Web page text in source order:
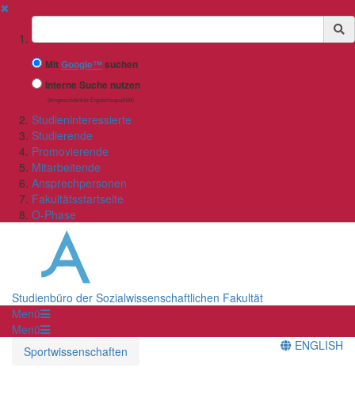
✖
Suchbegriff
MitGoogle™ suchen
Interne Suche nutzen
(eingeschränkte Ergebnisqualität)
Studieninteressierte
Studierende
Promovierende
Mitarbeitende
Ansprechpersonen
Fakultätsstartseite
O-Phase
Studienbüro der Sozialwissenschaftlichen Fakultät
Menü
Menü
Sportwissenschaften
ENGLISH